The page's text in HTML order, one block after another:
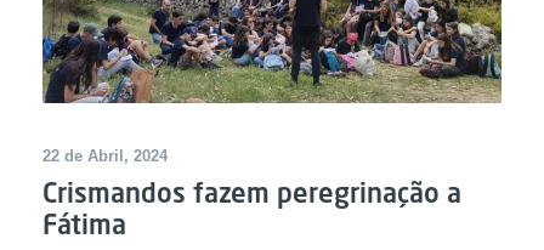
22 de Abril, 2024
Crismandos fazem peregrinação a
Fátima